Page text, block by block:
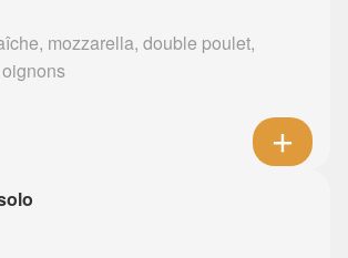
mozzarella, double poulet,